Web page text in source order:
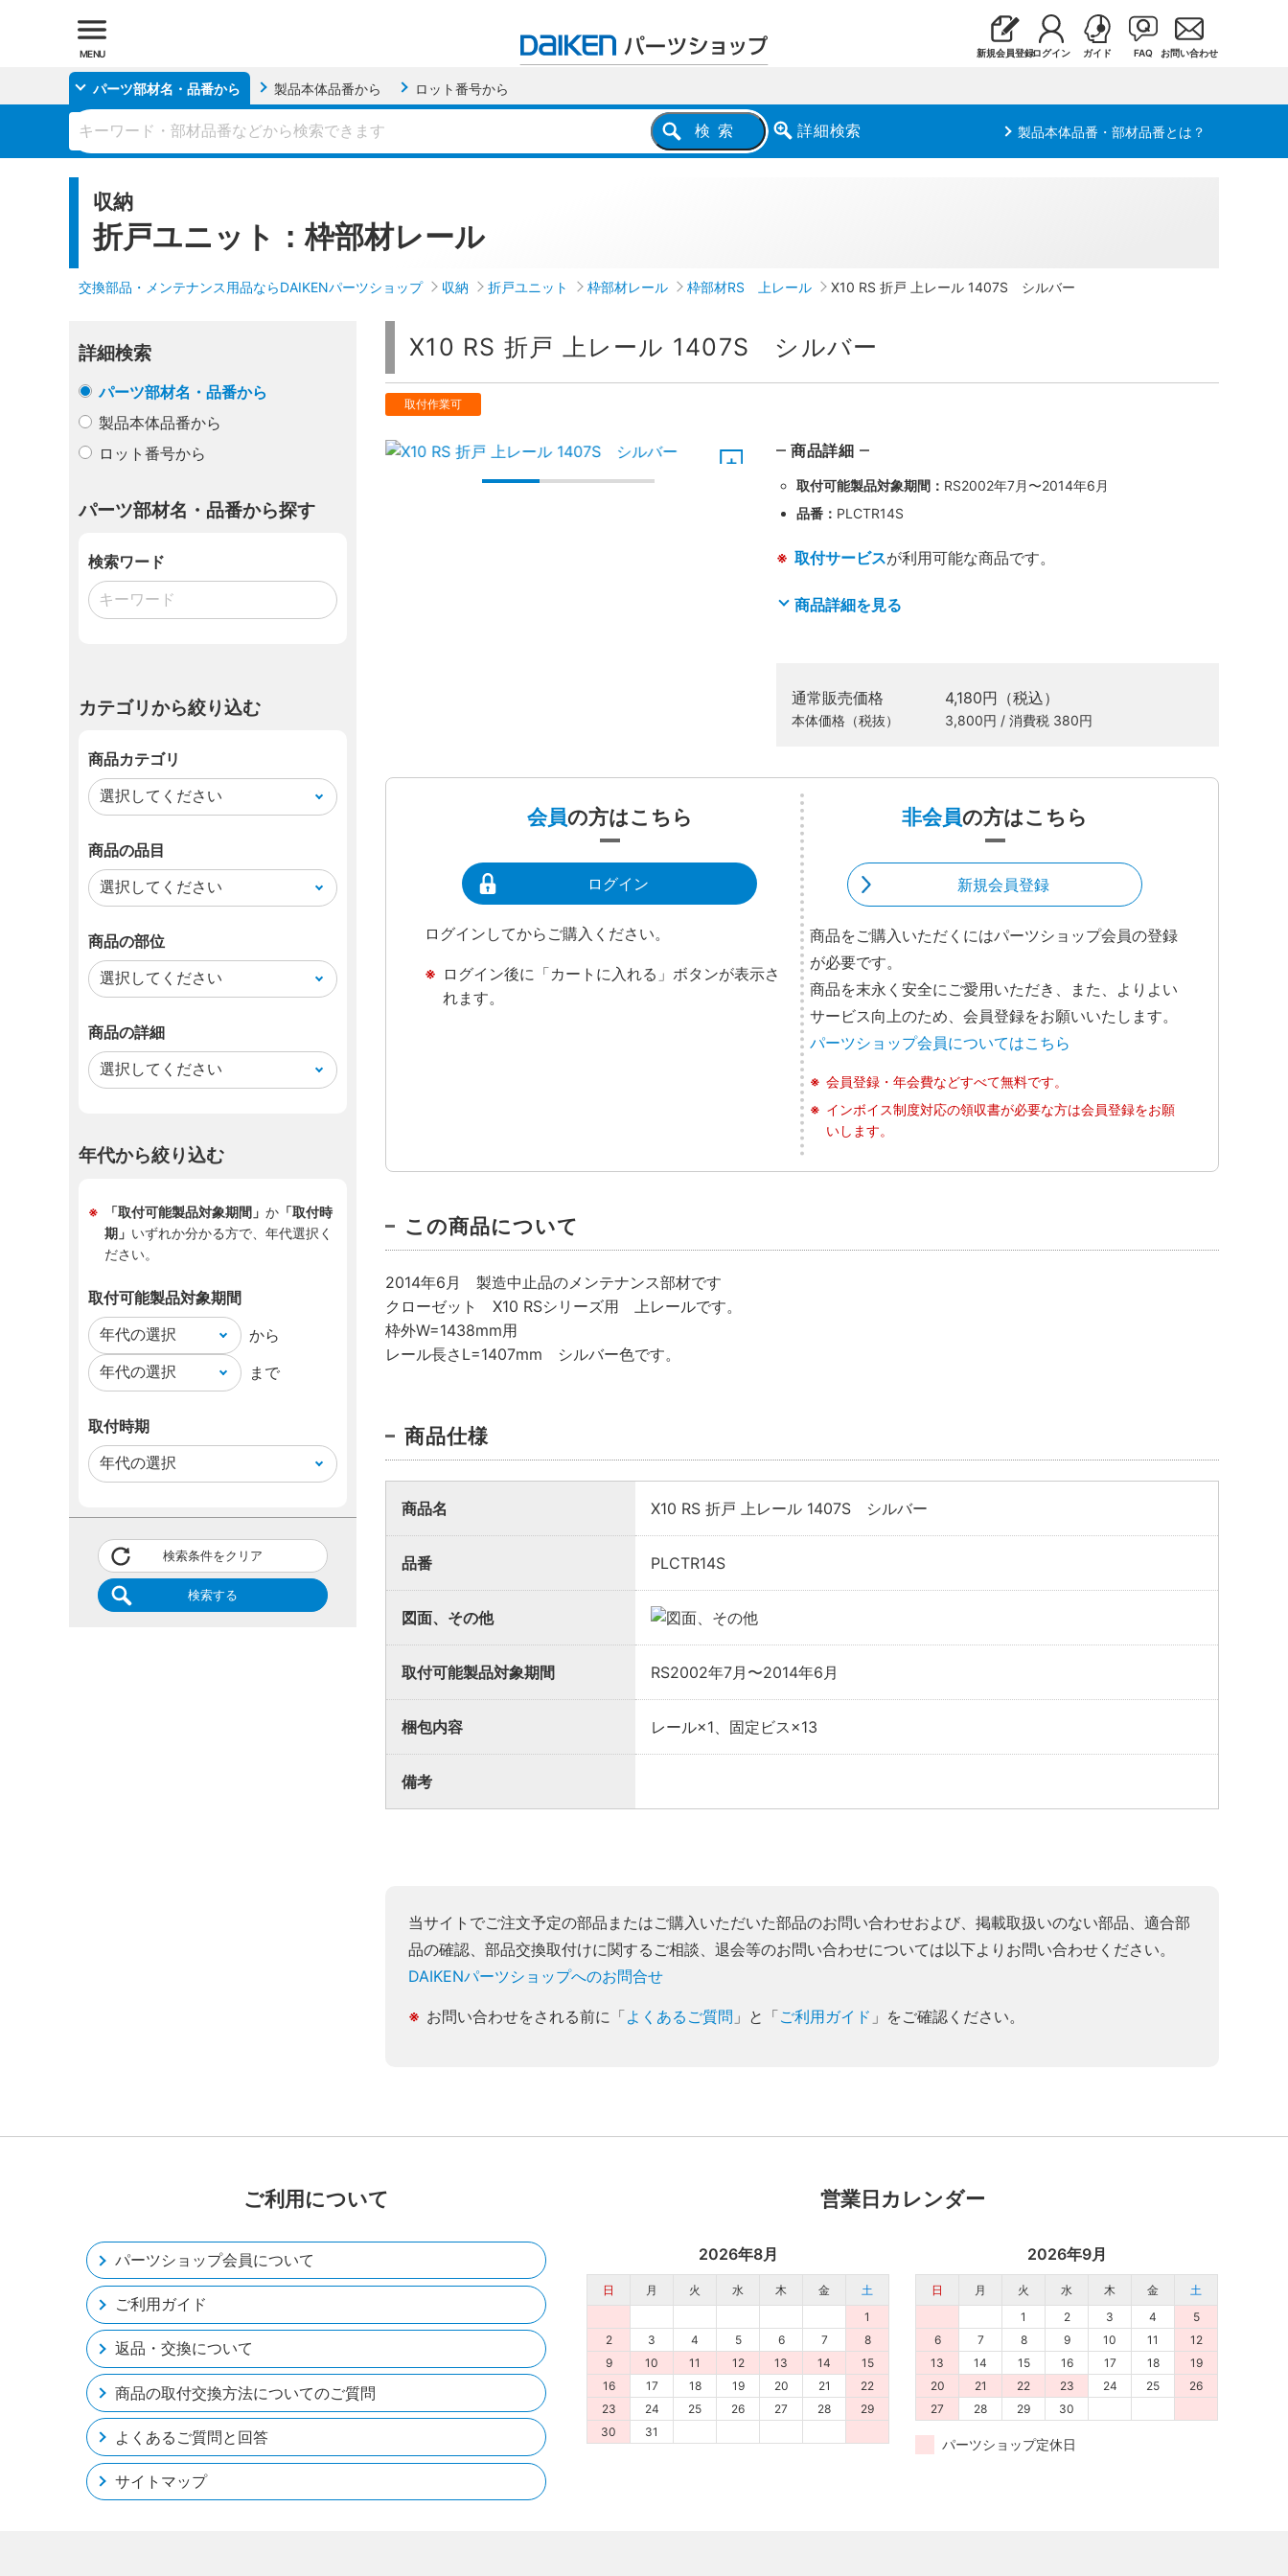
新規会員登録ログイン ガイド FAQ お問い合わせ
MENU
パーツ部材名・品番から 製品本体品番から ロット番号から
検索 詳細検索 製品本体品番・部材品番とは？
収納
折戸ユニット：枠部材レール
交換部品・メンテナンス用品ならDAIKENパーツショップ 収納 折戸ユニット 枠部材レール 枠部材RS 上レール X10 RS 折戸 上レール 1407S シルバー
X10 RS 折戸 上レール 1407S シルバー
取付作業可
商品詳細
取付可能製品対象期間： RS2002年7月〜2014年6月
品番： PLCTR14S
取付サービスが利用可能な商品です。
商品詳細を見る
通常販売価格 4,180円（税込）
本体価格（税抜） 3,800円 / 消費税 380円
会員の方はこちら
ログイン
ログインしてからご購入ください。
ログイン後に「カートに入れる」ボタンが表示さ
れます。
非会員の方はこちら
新規会員登録
商品をご購入いただくにはパーツショップ会員の登録
が必要です。
商品を末永く安全にご愛用いただき、また、よりよい
サービス向上のため、会員登録をお願いいたします。
パーツショップ会員についてはこちら
会員登録・年会費などすべて無料です。
インボイス制度対応の領収書が必要な方は会員登録をお願
いします。
この商品について
2014年6月 製造中止品のメンテナンス部材です
クローゼット X10 RSシリーズ用 上レールです。
枠外W=1438mm用
レール長さL=1407mm シルバー色です。
商品仕様
商品名 X10 RS 折戸 上レール 1407S シルバー
品番 PLCTR14S
図面、その他
取付可能製品対象期間 RS2002年7月〜2014年6月
梱包内容 レール×1、固定ビス×13
備考
当サイトでご注文予定の部品またはご購入いただいた部品のお問い合わせおよび、掲載取扱いのない部品、適合部
品の確認、部品交換取付けに関するご相談、退会等のお問い合わせについては以下よりお問い合わせください。
DAIKENパーツショップへのお問合せ
お問い合わせをされる前に「よくあるご質問 」と「ご利用ガイド 」をご確認ください。
詳細検索
パーツ部材名・品番から
製品本体品番から
ロット番号から
パーツ部材名・品番から探す
検索ワード
カテゴリから絞り込む
商品カテゴリ
商品の品目
商品の部位
商品の詳細
年代から絞り込む
「取付可能製品対象期間」 か「取付時
期」 いずれか分かる方で、年代選択く
ださい。
取付可能製品対象期間
から
まで
取付時期
検索条件をクリア
検索する
業者様向け商品とは
取付方法説明書や埋木などの同梱品が付属していない商品です。
同梱品が必要な場合は、「※業者様向け」と記載のない商品をご購入くださ
い。
ご利用について
パーツショップ会員について
ご利用ガイド
返品・交換について
商品の取付交換方法についてのご質問
よくあるご質問と回答
サイトマップ
営業日カレンダー
2026年8月
日 月 火 水 木 金
土
1
2
3 4 5 6 7
8
9
10 11 12 13 14
15
16
17 18 19 20 21
22
23
24 25 26 27 28
29
30
31
2026年9月
日 月 火 水 木 金
土
1
2 3 4
5
6
7 8 9 10 11
12
13
14 15 16 17 18
19
20
21 22 23 24 25
26
27
28 29 30
パーツショップ定休日